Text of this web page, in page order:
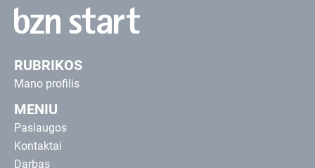
RUBRIKOS
Mano profilis
MENIU
Paslaugos
Kontaktai
Darbas